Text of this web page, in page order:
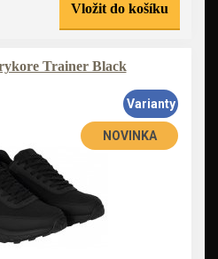
Vložit do košíku
Trainer Black
NOVINKA
Varianty